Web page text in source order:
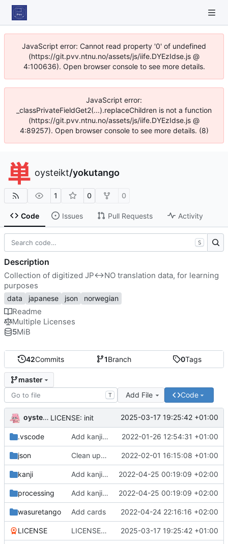
JavaScript error: Cannot read property '0' of undefined
(https://git.pvv.ntnu.no/assets/js/iife.DYEzIdse.js @
4:100636). Open browser console to see more details.
JavaScript error:
_classPrivateFieldGet2(...).replaceChildren is not a function
(https://git.pvv.ntnu.no/assets/js/iife.DYEzIdse.js @
4:89257). Open browser console to see more details. (8)
oysteikt/yokutango
1 0 0
Code Issues Pull Requests Activity
42Commits 1Branch 0Tags
master
T Add File Code
oysteikt LICENSE: init 2025-03-17 19:25:42 +01:00
.vscode Add kanji cards 2022-01-26 12:54:31 +01:00
json Clean up cards, and add some scripts 2022-02-01 16:15:08 +01:00
kanji Add kanji cards 2022-04-25 00:19:09 +02:00
processing Add kanji cards 2022-04-25 00:19:09 +02:00
wasuretango Add cards 2022-04-24 22:16:16 +02:00
LICENSE LICENSE: init 2025-03-17 19:25:42 +01:00
S
Description
Collection of digitized JP<->NO translation data, for learning
purposes
data japanese json norwegian
Readme
Multiple Licenses
5MiB